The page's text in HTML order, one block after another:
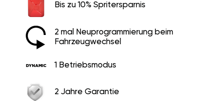
Bis zu 10% Spritersparnis
2 mal Neuprogrammierung beim
Fahrzeugwechsel
1 Betriebsmodus
2 Jahre Garantie